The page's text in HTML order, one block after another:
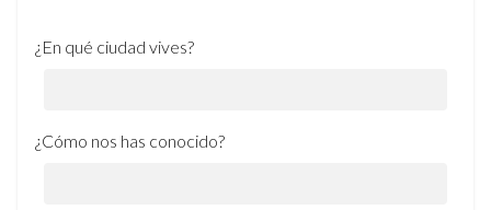
¿En qué ciudad vives?
¿Cómo nos has conocido?